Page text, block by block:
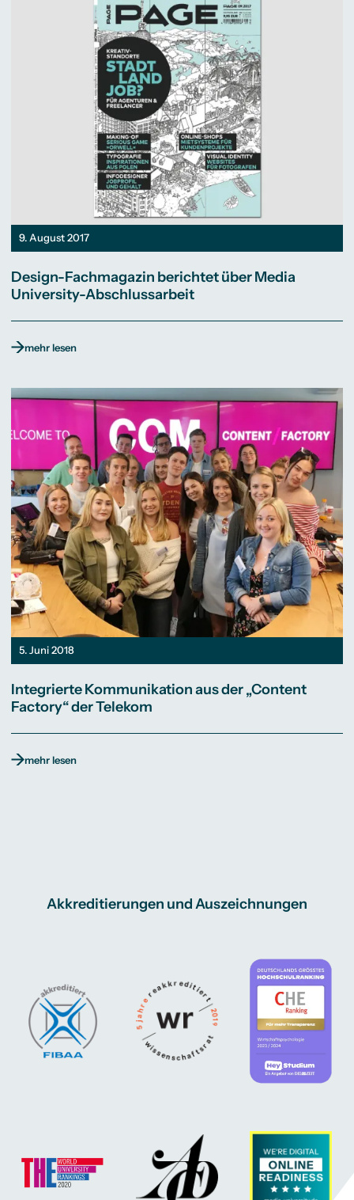
9. August 2017
Design-Fachmagazin berichtet über Media
University-Abschlussarbeit
mehr lesen
5. Juni 2018
Integrierte Kommunikation aus der „Content
Factory“ der Telekom
mehr lesen
Akkreditierungen und Auszeichnungen